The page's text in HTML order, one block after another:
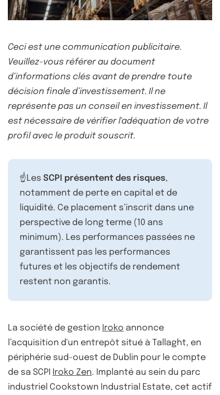
Ceci est une communication publicitaire.
Veuillez-vous référer au document
d’informations clés avant de prendre toute
décision finale d’investissement. Il ne
représente pas un conseil en investissement. Il
est nécessaire de vérifier l'adéquation de votre
profil avec le produit souscrit.
☝️Les SCPI présentent des risques,
notamment de perte en capital et de
liquidité. Ce placement s’inscrit dans une
perspective de long terme (10 ans
minimum). Les performances passées ne
garantissent pas les performances
futures et les objectifs de rendement
restent non garantis.
La société de gestion Iroko annonce
l’acquisition d'un entrepôt situé à Tallaght, en
périphérie sud-ouest de Dublin pour le compte
de sa SCPI
Iroko Zen. Implanté au sein du parc
industriel Cookstown Industrial Estate, cet actif